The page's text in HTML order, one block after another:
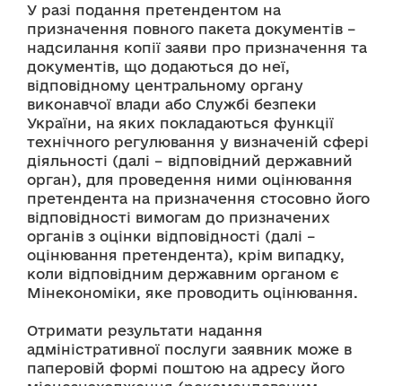
У разі подання претендентом на
призначення повного пакета документів –
надсилання копії заяви про призначення та
документів, що додаються до неї,
відповідному центральному органу
виконавчої влади або Службі безпеки
України, на яких покладаються функції
технічного регулювання у визначеній сфері
діяльності (далі – відповідний державний
орган), для проведення ними оцінювання
претендента на призначення стосовно його
відповідності вимогам до призначених
органів з оцінки відповідності (далі –
оцінювання претендента), крім випадку,
коли відповідним державним органом є
Мінекономіки, яке проводить оцінювання.
Отримати результати надання
адміністративної послуги заявник може в
паперовій формі поштою на адресу його